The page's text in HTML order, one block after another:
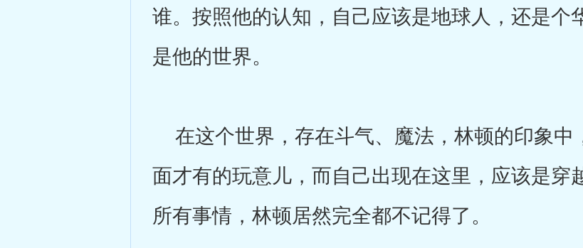
谁。按照他的认知，自己应该是地球人，还是个
是他的世界。
在这个世界，存在斗气、魔法，林顿的印象中
面才有的玩意儿，而自己出现在这里，应该是穿
所有事情，林顿居然完全都不记得了。